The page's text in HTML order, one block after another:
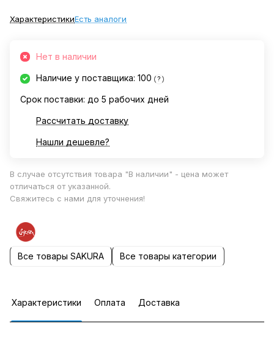
ХарактеристикиЕсть аналоги
Нет в наличии
Наличие у поставщика: 100 ?
Срок поставки: до 5 рабочих дней
Рассчитать доставку
Нашли дешевле?
В случае отсутствия товара "В наличии" - цена может
отличаться от указанной.
Свяжитесь с нами для уточнения!
Все товары SAKURA Все товары категории
Характеристики Оплата Доставка